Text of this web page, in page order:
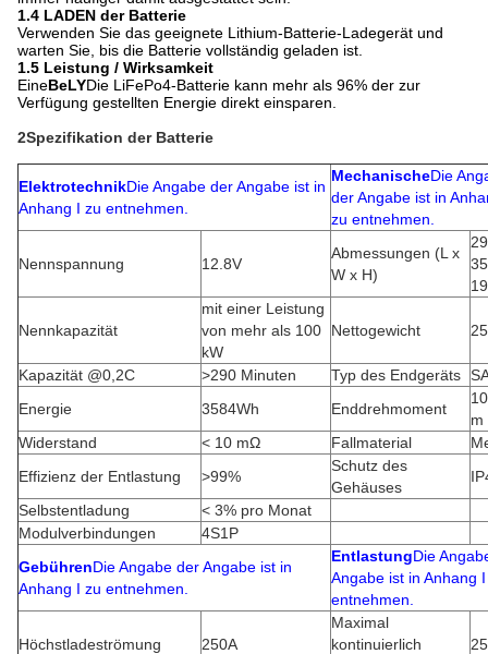
1.4 LADEN der Batterie
Verwenden Sie das geeignete Lithium-Batterie-Ladegerät und
warten Sie, bis die Batterie vollständig geladen ist.
1.5 Leistung / Wirksamkeit
EineBeLYDie LiFePo4-Batterie kann mehr als 96% der zur
Verfügung gestellten Energie direkt einsparen.
2Spezifikation der Batterie
ElektrotechnikDie Angabe der Angabe ist in
Anhang I zu entnehmen.
MechanischeDie
der Angabe ist in
zu entnehmen.
Nennspannung 12.8V
Abmessungen (L x
W x H)
Nennkapazität
mit einer Leistung
von mehr als 100
kW
Nettogewicht
Kapazität @0,2C >290 Minuten Typ des Endgeräts
Energie
3584Wh Enddrehmoment
m
Widerstand
< 10 mΩ Fallmaterial
Effizienz der Entlastung
>99%
Schutz des
Gehäuses
Selbstentladung
< 3% pro Monat
Modulverbindungen
4S1P
GebührenDie Angabe der Angabe ist in
Anhang I zu entnehmen.
EntlastungDie
Angabe ist in Anhang
entnehmen.
Höchstladeströmung 250A
Maximal
kontinuierlich